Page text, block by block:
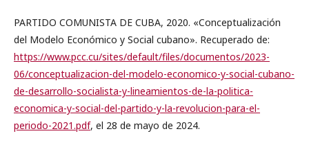
PARTIDO COMUNISTA DE CUBA, 2020. «Conceptualización
del Modelo Económico y Social cubano». Recuperado de:
https://www.pcc.cu/sites/default/files/documentos/2023-
06/conceptualizacion-del-modelo-economico-y-social-cubano-
de-desarrollo-socialista-y-lineamientos-de-la-politica-
economica-y-social-del-partido-y-la-revolucion-para-el-
periodo-2021.pdf, el 28 de mayo de 2024.